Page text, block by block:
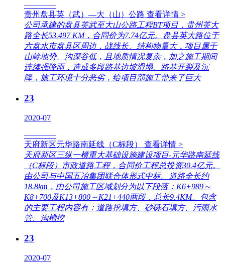
————
贵州盘县英（武）—大（山）公路 查看详情 >
公司承建的盘县英武至大山公路工程BT项目，贵州英大
路全长53.497 KM，合同价为7.74亿元。盘县英大路位于
六盘水市盘县区周边，战线长、结构物量大，项目属于
山岭地势、沟深谷低，且地质情况复杂，加之施工期间
连续强降雨，造成多段路基边坡滑塌、路基开裂及沉
降，施工环境十分恶劣，给项目部施工带来了巨大
23
2020-07
————
天府新区元华路南延线（C标段）
查看详情 >
天府新区三纵一横重大基础设施建设项目-元华路南延线
（C标段）市政道路工程，合同价工程总投资30.4亿元。
由公司与中国五冶集团联合体形式中标。道路全长约
18.8km，由公司施工区域划分为以下段落：K6+989～
K8+700及K13+800～K21+440两段，总长9.4KM。包含
的主要工程内容有：道路挖填方、砂砾石填方、污雨水
管、沟槽挖
23
2020-07